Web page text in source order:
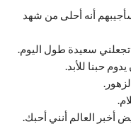
أنه أحلى من شهد
سعيدة طول اليوم.
حبنا للأبد.
أخبر العالم أنني أحبك.